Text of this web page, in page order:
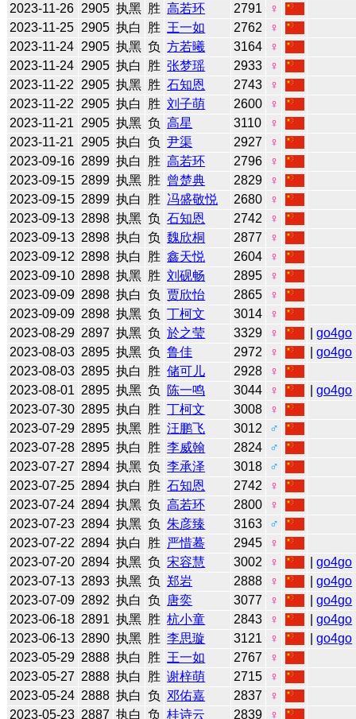
2023-11-26 2905 执黑 胜 高若环 2791
♀
2023-11-25 2905 执白 胜 王一如 2762
♀
2023-11-24 2905 执黑 负 方若曦 3164
♀
2023-11-24 2905 执白 胜 张梦瑶 2933
♀
2023-11-22
2905 执黑 胜 石知恩 2743
♀
2023-11-22
2905 执白 胜 刘子萌 2600
♀
2023-11-21
2905 执黑 负 高星 3110
♀
2023-11-21
2905 执白 负 尹渠 2927
♀
2023-09-16 2899 执白 胜 高若环 2796
♀
2023-09-15 2899 执黑 胜 曾楚典 2829
♀
2023-09-15 2899 执白 胜 冯盛敬悦 2680
♀
2023-09-13 2898 执黑 负 石知恩 2742
♀
2023-09-13 2898 执白 负 魏欣桐 2877
♀
2023-09-12 2898 执白 胜 鑫天悦 2604
♀
2023-09-10 2898 执黑 胜 刘砚畅 2895
♀
2023-09-09 2898 执白 负 贾欣怡 2865
♀
2023-09-09 2898 执黑 负 丁柯文 3014
♀
2023-08-29 2897 执黑 负 於之莹 3329 ♀ |go4go
2023-08-03 2895 执黑 负 鲁佳 2972 ♀ |go4go
2023-08-03 2895 执白 胜 储可儿 2928
♀
2023-08-01 2895 执黑 负 陈一鸣 3044 ♀ |go4go
2023-07-30 2895 执白 胜 丁柯文 3008
♀
2023-07-29 2895 执黑 胜 汪鹏飞 3012
♂
2023-07-28 2895 执白 胜 李威翰 2824
♂
2023-07-27 2894 执黑 负 李承泽 3018
♂
2023-07-25 2894 执白 胜 石知恩 2742
♀
2023-07-24 2894 执黑 负 高若环 2800
♀
2023-07-23 2894 执黑 负 朱彦臻 3163
♂
2023-07-22 2894 执白 胜 严惜蓦 2945
♀
2023-07-20 2894 执黑 负 宋容慧 3002 ♀ |go4go
2023-07-13 2893 执黑 负 郑岩 2888 ♀ |go4go
2023-07-09 2892 执白 负 唐奕 3077 ♀ |go4go
2023-06-18 2891 执黑 胜 杭小童 2843 ♀ |go4go
2023-06-13 2890 执黑 胜 李思璇 3121 ♀ |go4go
2023-05-29 2888 执白 胜 王一如 2767
♀
2023-05-27 2888 执白 胜 谢梓萌 2715
♀
2023-05-24 2888 执白 负 邓佑嘉 2837
♀
2023-05-23 2887 执白 负 桂诗云 2839 ♀